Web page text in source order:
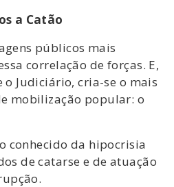
a Catão
públicos mais
correlação de forças. E,
Judiciário, cria-se o mais
mobilização popular: o
conhecido da hipocrisia
de catarse e de atuação